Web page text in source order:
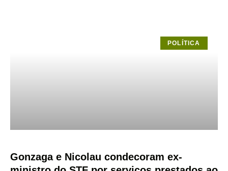
POLÍTICA
Gonzaga e Nicolau condecoram ex-